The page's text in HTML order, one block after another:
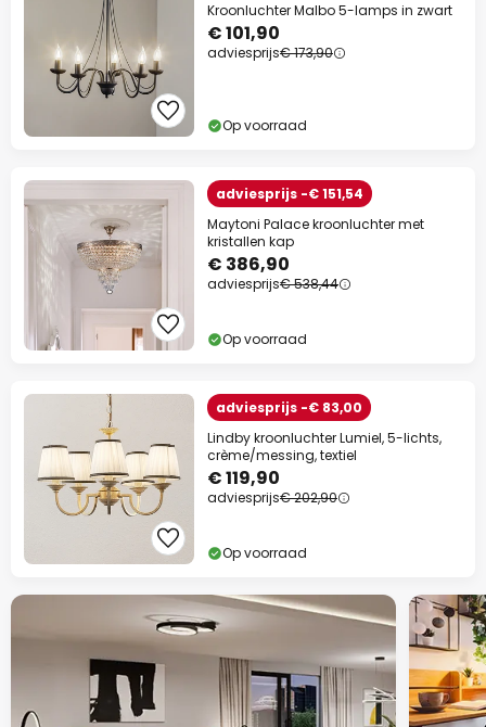
Kroonluchter Malbo 5-lamps in zwart
€ 101,90
adviesprijs€ 173,90
Op voorraad
adviesprijs -€ 151,54
Maytoni Palace kroonluchter met
kristallen kap
€ 386,90
adviesprijs€ 538,44
Op voorraad
adviesprijs -€ 83,00
Lindby kroonluchter Lumiel, 5-lichts,
crème/messing, textiel
€ 119,90
adviesprijs€ 202,90
Op voorraad